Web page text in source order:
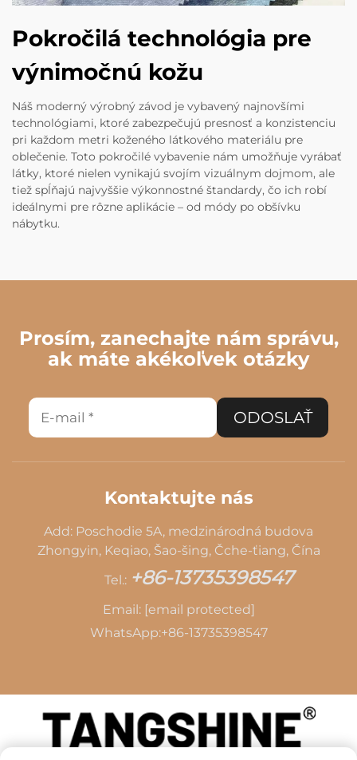
Pokročilá technológia pre
výnimočnú kožu
Náš moderný výrobný závod je vybavený najnovšími
technológiami, ktoré zabezpečujú presnosť a konzistenciu
pri každom metri koženého látkového materiálu pre
oblečenie. Toto pokročilé vybavenie nám umožňuje vyrábať
látky, ktoré nielen vynikajú svojím vizuálnym dojmom, ale
tiež spĺňajú najvyššie výkonnostné štandardy, čo ich robí
ideálnymi pre rôzne aplikácie – od módy po obšívku
nábytku.
Prosím, zanechajte nám správu,
ak máte akékoľvek otázky
ODOSLAŤ
Kontaktujte nás
Add: Poschodie 5A, medzinárodná budova
Zhongyin, Keqiao, Šao-šing, Čche-ťiang, Čína
Tel.: +86-13735398547
Email: [email protected]
WhatsApp:+86-13735398547